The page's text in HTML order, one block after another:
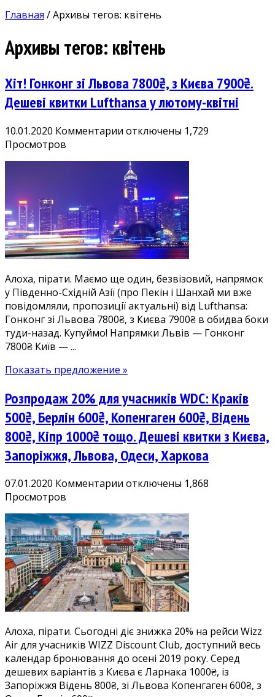
Главная /Архивы тегов: квітень
Архивы тегов: квітень
Хіт! Гонконг зі Львова 7800₴, з Києва 7900₴.
Дешеві квитки Lufthansa у лютому-квітні
10.01.2020 Комментарии к
Гонконг
зі
Львова
7800₴,
з
Києва
7900₴.
квитки
Lufthansa
у
лютому-
квітні
отключены 1,729
Просмотров
Алоха, пірати. Маємо ще один, безвізовий, напрямок
у Південно-Східній Азії (про Пекін і Шанхай ми вже
повідомляли, пропозиції актуальні) від Lufthansa:
Гонконг зі Львова 7800₴, з Києва 7900₴ в обидва боки
туди-назад. Купуймо! Напрямки Львів — Гонконг
7800₴ Київ — ...
Показать предложение »
Розпродаж 20% для учасників WDC: Краків
500₴, Берлін 600₴, Копенгаген 600₴, Відень
800₴, Кіпр 1000₴ тощо. Дешеві квитки з Києва,
Запоріжжя, Львова, Одеси, Харкова
07.01.2020 Комментарии к
Розпродаж
20%
для
учасників
WDC:
Краків
500₴,
Берлін
Копенгаген
600₴,
Відень
800₴,
Кіпр
отключены 1,868
Просмотров
Алоха, пірати. Сьогодні діє знижка 20% на рейси Wizz
Air для учасників WIZZ Discount Club, доступний весь
календар бронювання до осені 2019 року. Серед
дешевих варіантів з Києва є Ларнака 1000₴, із
Запоріжжя Відень 800₴, зі Львова Копенгаген 600₴, з